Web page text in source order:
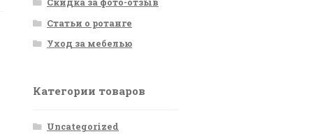
Статьи о ротанге
Уход за мебелью
Категории товаров
Uncategorized